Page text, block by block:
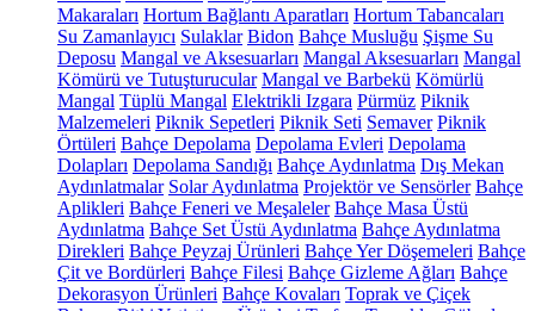
Makaraları Hortum Bağlantı Aparatları Hortum Tabancaları
Su Zamanlayıcı Sulaklar Bidon Bahçe Musluğu Şişme Su
Deposu Mangal ve Aksesuarları Mangal Aksesuarları Mangal
Kömürü ve Tutuşturucular Mangal ve Barbekü Kömürlü
Mangal Tüplü Mangal Elektrikli Izgara Pürmüz Piknik
Malzemeleri Piknik Sepetleri Piknik Seti Semaver Piknik
Örtüleri Bahçe Depolama Depolama Evleri Depolama
Dolapları Depolama Sandığı Bahçe Aydınlatma Dış Mekan
Aydınlatmalar Solar Aydınlatma Projektör ve Sensörler Bahçe
Aplikleri Bahçe Feneri ve Meşaleler Bahçe Masa Üstü
Aydınlatma Bahçe Set Üstü Aydınlatma Bahçe Aydınlatma
Direkleri Bahçe Peyzaj Ürünleri Bahçe Yer Döşemeleri Bahçe
Çit ve Bordürleri Bahçe Filesi Bahçe Gizleme Ağları Bahçe
Dekorasyon Ürünleri Bahçe Kovaları Toprak ve Çiçek